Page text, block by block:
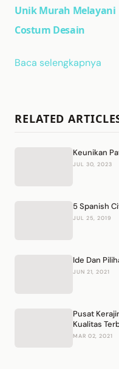
Unik Murah Melayani
Costum Desain
Baca selengkapnya
RELATED
Keunikan
JUL 30, 2023
5 Spanish
JUL 25, 2019
Ide Dan
JUN 21, 2021
Pusat
Kualitas
MAR 02, 2021